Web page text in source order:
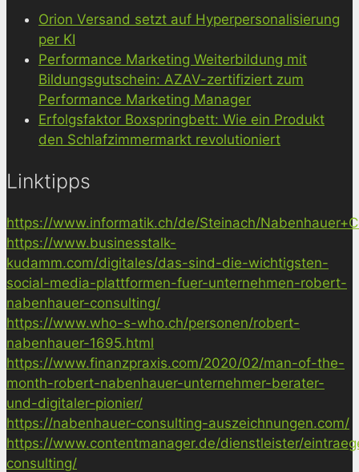
Orion Versand setzt auf Hyperpersonalisierung
per KI
Performance Marketing Weiterbildung mit
Bildungsgutschein: AZAV-zertifiziert zum
Performance Marketing Manager
Erfolgsfaktor Boxspringbett: Wie ein Produkt
den Schlafzimmermarkt revolutioniert
Linktipps
https://www.informatik.ch/de/Steinach/
https://www.businesstalk-
kudamm.com/digitales/das-sind-die-wichtigsten-
social-media-plattformen-fuer-unternehmen-robert-
nabenhauer-consulting/
https://www.who-s-who.ch/personen/robert-
nabenhauer-1695.html
https://www.finanzpraxis.com/2020/02/man-of-the-
month-robert-nabenhauer-unternehmer-berater-
und-digitaler-pionier/
https://nabenhauer-consulting-auszeichnungen.com/
https://www.contentmanager.de/dienstleister/
consulting/